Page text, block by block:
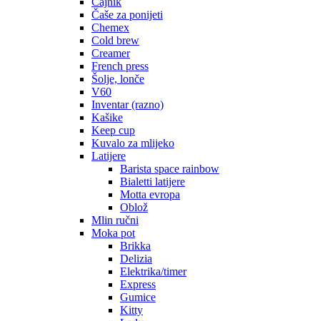
Čaše za ponijeti
Chemex
Cold brew
Creamer
French press
Šolje, lonče
V60
Inventar (razno)
Kašike
Keep cup
Kuvalo za mlijeko
Latijere
Barista space rainbow
Bialetti latijere
Motta evropa
Oblož
Mlin ručni
Moka pot
Brikka
Delizia
Elektrika/timer
Express
Gumice
Kitty